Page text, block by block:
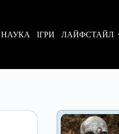
НАУКА ІГРИ ЛАЙФСТАЙЛ